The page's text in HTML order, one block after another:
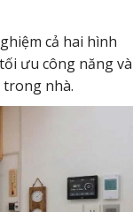
cả hai hình
ưu công năng và
nhà.